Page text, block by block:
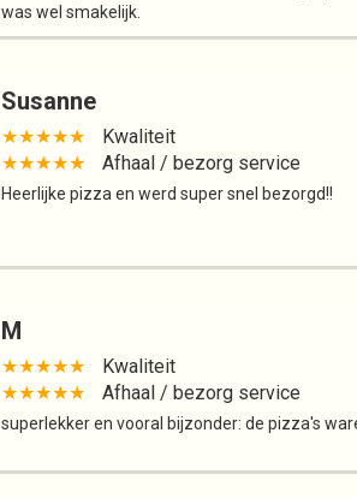
was wel smakelijk.
Susanne
★★★★★
Kwaliteit
★★★★★
Afhaal / bezorg service
Heerlijke pizza en werd super snel bezorgd!!
M
★★★★★
Kwaliteit
★★★★★
Afhaal / bezorg service
superlekker en vooral bijzonder: de pizza's